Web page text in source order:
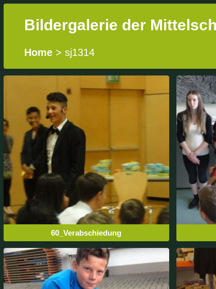
Bildergalerie der
Home> sj1314
60_Verabschiedung